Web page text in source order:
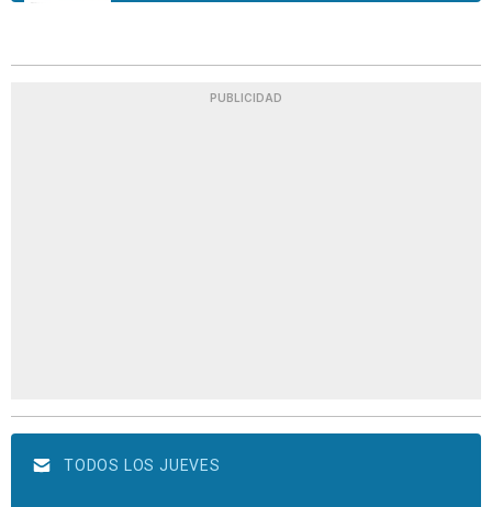
PUBLICIDAD
TODOS LOS JUEVES